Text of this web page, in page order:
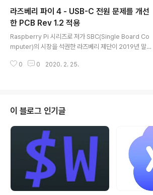
r에서 홈 미디어 센터를 구축할 수 있는 가장 좋은 솔루션
중 한가지 입니다. 기타 다른 Media Center 솔류션과는
달리 동영상에 대한 Decoding & Play가 아닌 Player
쪽으로 Trancoding의 결과만을 전달하기 때문입니다.
즉, GPU의 성능이 1차 고려 대상이 아니라는 것이죠. 물
론..
라즈베리 파이 4 - USB-C 전원 문제를 개선
한 PCB Rev 1.2 적용
Raspberry Pi 시리즈로 저가 SBC(Single Board Co
mputer)의 시장을 석권한 라즈베리 제단이 2019년 말
어 온 USB-C 전원 문제를 해결한 Rev 1.2 PCB를 내 놓
선 시장에서는 Raspberry pi 4 혹은 Raspberry pi 4B
로 주로 표기를 하는데, 이는 Raspberry pi의 모델들 중
Ethernet Port가 있는 경우 B를 넣습니다. 현재 4는 단일
모델이므로 4나 4B나 같은 보드를 ..
0 0 2020. 2. 25.
이 블로그 인기글